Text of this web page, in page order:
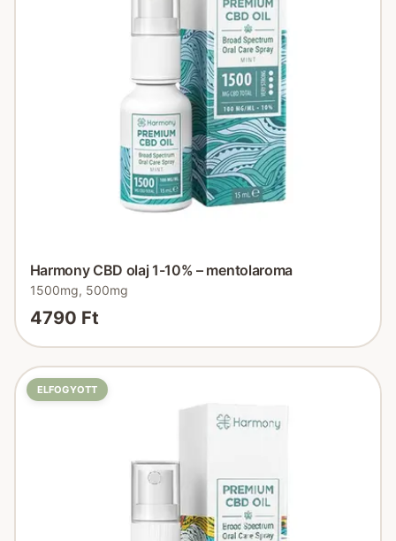
Harmony CBD olaj 1-10% – mentolaroma
1500mg, 500mg
4790 Ft
ELFOGYOTT